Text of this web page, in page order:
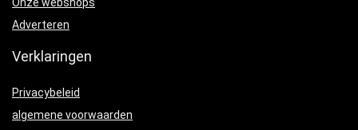
Onze webshops
Adverteren
Verklaringen
Privacybeleid
algemene voorwaarden